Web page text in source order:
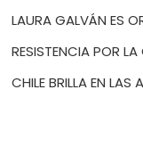
LAURA GALVÁN ES
RESISTENCIA POR
CHILE BRILLA EN LAS